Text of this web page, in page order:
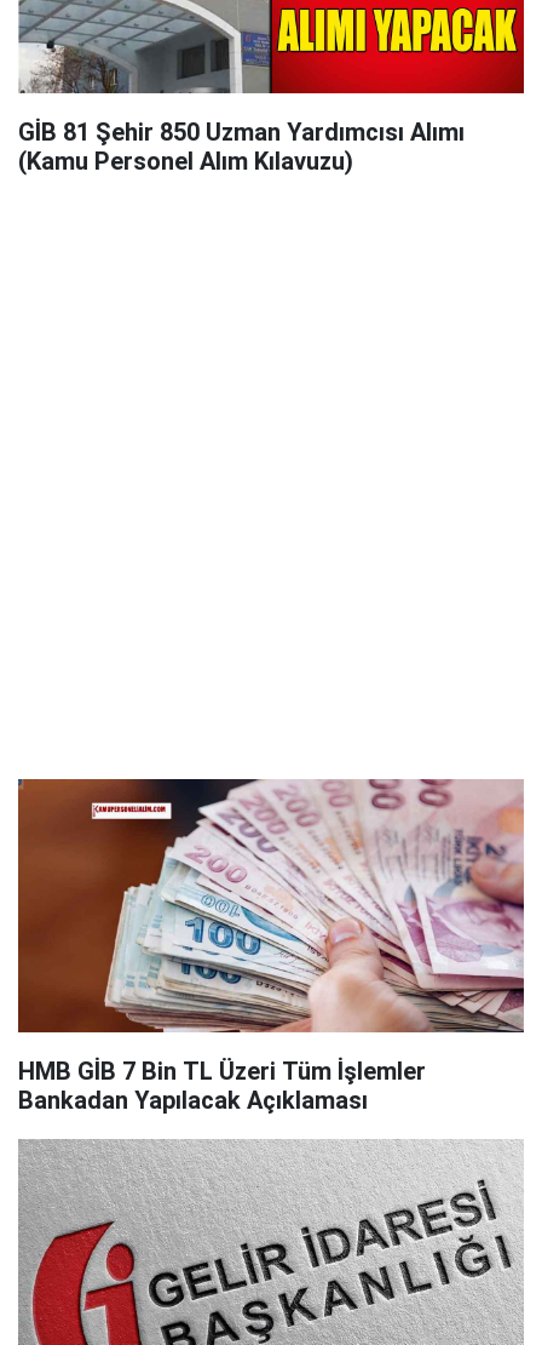
GİB 81 Şehir 850 Uzman Yardımcısı Alımı
(Kamu Personel Alım Kılavuzu)
HMB GİB 7 Bin TL Üzeri Tüm İşlemler
Bankadan Yapılacak Açıklaması